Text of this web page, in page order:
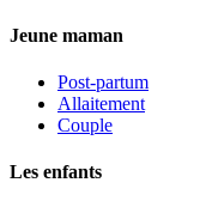
Jeune maman
Post-partum
Allaitement
Couple
Les enfants